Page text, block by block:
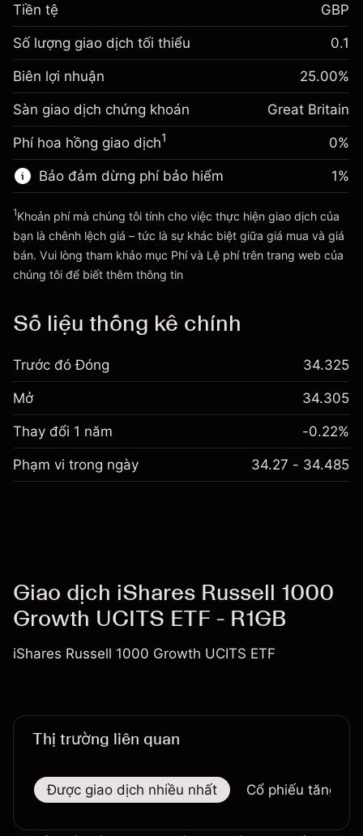
Biên lợi nhuận. Đầu tư
của bạn
Điều chỉnh phí tài trợ qua
đêm
Phí được tính trên toàn bộ giá
trị vị thế.
-0.021271
%
(-£0.85)
Quy mô giao dịch với đòn bẩy ~
Tiền từ đòn bẩy ~ $
Biên lợi nhuận. Đầu tư
của bạn
£1,000.00
Điều chỉnh phí tài trợ qua
đêm
Phí được tính trên toàn bộ giá
trị vị thế.
-0.000647
%
Quy mô giao dịch với đòn bẩy ~
Tiền từ đòn bẩy ~ $
Đi đến nền tảng
Tiền tệ GBP
Số lượng giao dịch tối thiểu 0.1
Biên lợi nhuận 25.00%
Sàn giao dịch chứng khoán Great Britain
Phí hoa hồng giao dịch1 0%
Bảo đảm dừng phí bảo hiểm
Phí và Lệ phí
1%
1Khoản phí mà chúng tôi tính cho việc thực hiện giao dịch của
bạn là chênh lệch giá – tức là sự khác biệt giữa giá mua và giá
bán. Vui lòng tham khảo mục Phí và Lệ phítrên trang web của
chúng tôi để biết thêm thông tin
Số liệu thống kê chính
Trước đó Đóng 34.325
Mở 34.305
Thay đổi 1 năm -0.22%
Phạm vi trong ngày 34.27 - 34.485
Giao dịch iShares Russell 1000
Growth UCITS ETF - R1GB
iShares Russell 1000 Growth UCITS ETF
Thị trường liên quan
Được giao dịch nhiều nhất Cổ phiếu tăng